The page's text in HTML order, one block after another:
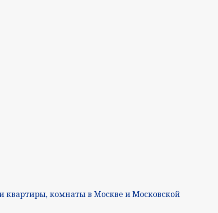
комнаты в Москве и Московской